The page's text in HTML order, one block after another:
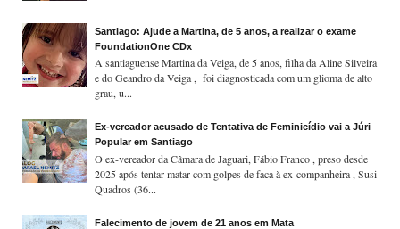
Santiago: Ajude a Martina, de 5 anos, a realizar o exame
FoundationOne CDx
A santiaguense Martina da Veiga, de 5 anos, filha da Aline Silveira
e do Geandro da Veiga , foi diagnosticada com um glioma de alto
grau, u...
Ex-vereador acusado de Tentativa de Feminicídio vai a Júri
Popular em Santiago
O ex-vereador da Câmara de Jaguari, Fábio Franco , preso desde
2025 após tentar matar com golpes de faca à ex-companheira , Susi
Quadros (36...
Falecimento de jovem de 21 anos em Mata